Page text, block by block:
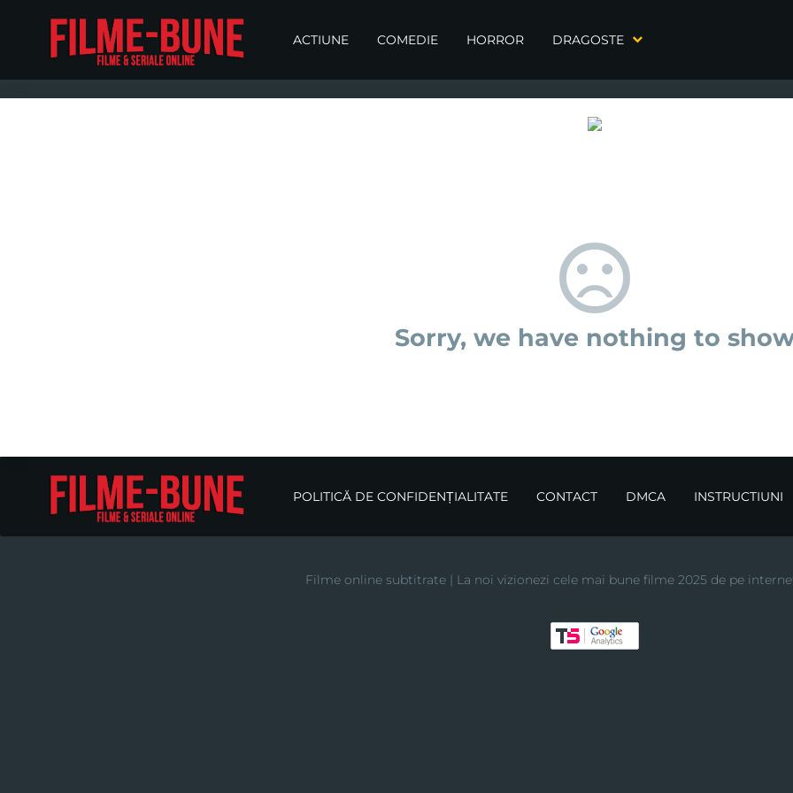
ACTIUNE COMEDIE HORROR DRAGOSTE
Sorry, we have nothing to
POLITICĂ DE CONFIDENȚIALITATE CONTACT DMCA INSTRUCTIUNI
Filme online subtitrate | La noi vizionezi cele mai bune filme 2025 de pe